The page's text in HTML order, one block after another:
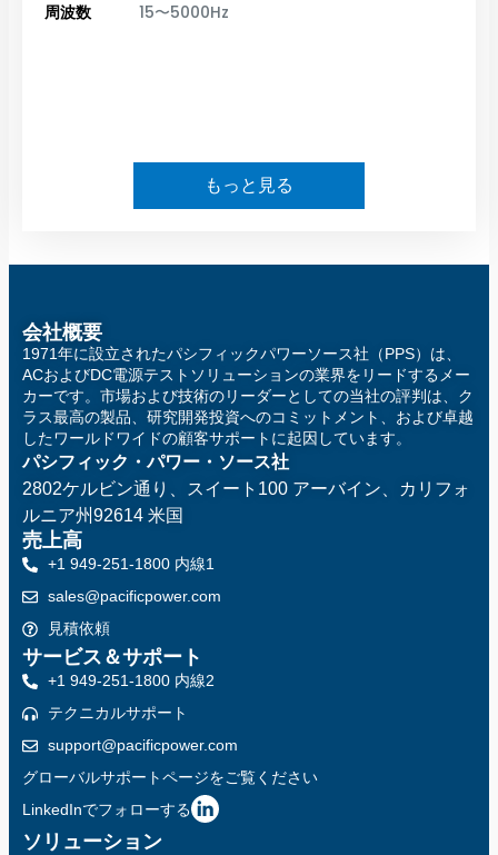
周波数
15〜5000Hz
もっと見る
会社概要
1971年に設立されたパシフィックパワーソース社（PPS）は、
ACおよびDC電源テストソリューションの業界をリードするメー
カーです。市場および技術のリーダーとしての当社の評判は、ク
ラス最高の製品、研究開発投資へのコミットメント、および卓越
したワールドワイドの顧客サポートに起因しています。
パシフィック・パワー・ソース社
2802ケルビン通り、スイート100 アーバイン、カリフォ
ルニア州92614 米国
ソリューション
売上高
+1 949-251-1800 内線1
sales@pacificpower.com
見積依頼
サービス＆サポート
+1 949-251-1800 内線2
テクニカルサポート
support@pacificpower.com
グローバルサポートページをご覧ください
LinkedInでフォローする